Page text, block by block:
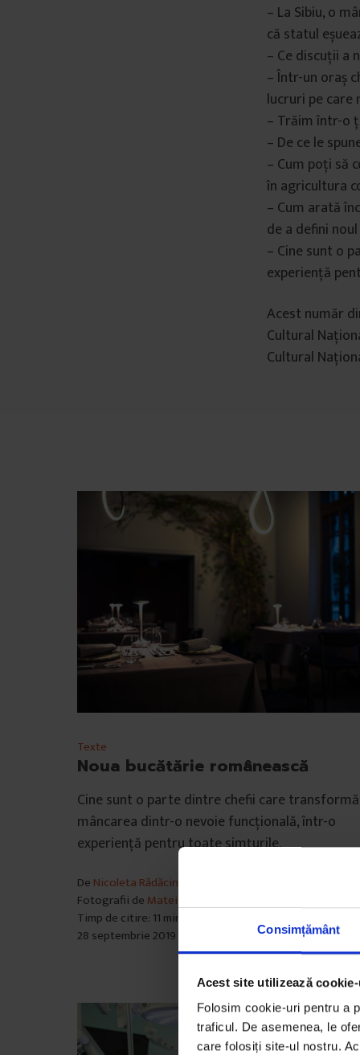
Consimțământ
Acest site utilizează
Folosim cookie-uri pentru a
traficul. De asemenea, le
care folosiți site-ul nostru.
– La Sibiu, o
că statul
– Ce discuții a
– Într-un oraș
lucruri pe care
– Trăim într-o
– De ce le
– Cum poți să
în agricultura
– Cum arată
de a defini
– Cine sunt o
experiență
Acest număr
Cultural
Cultural
Texte
Noua bucătărie românească
Cine sunt o parte dintre chefii care transformă
mâncarea dintr-o nevoie funcțională, într-o
experiență pentru toate simțurile.
De Nicoleta Rădăcină
Fotografii de Matei Buță
Timp de citire: 11 minute
28 septembrie 2019